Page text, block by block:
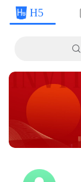
H5
